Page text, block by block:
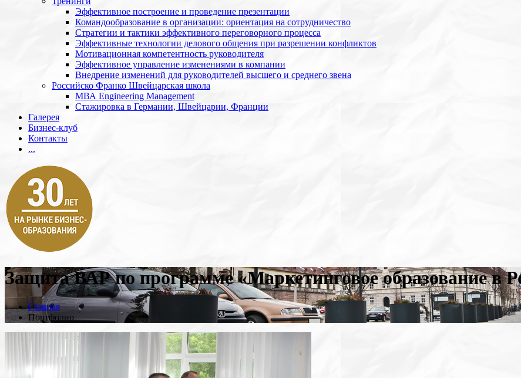
Эффективное построение и проведение презентации
Командообразование в организации: ориентация на сотрудничество
Стратегии и тактики эффективного переговорного процесса
Эффективные технологии делового общения при разрешении конфликтов
Мотивационная компетентность руководителя
Эффективное управление изменениями в компании
Внедрение изменений для руководителей высшего и среднего звена
Российско Франко Швейцарская школа
МВА Engineering Management
Стажировка в Германии, Швейцарии, Франции
Галерея
Бизнес-клуб
Контакты
...
Защита ВАР по программе «Маркетинговое образование в
Главная
Портфолио